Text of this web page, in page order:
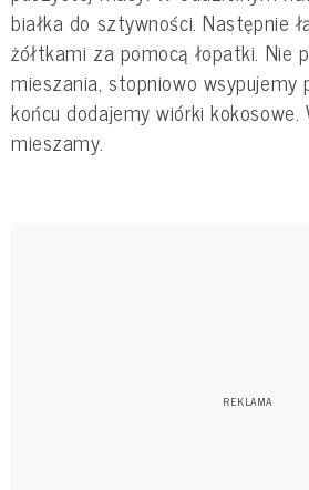
białka do sztywności. Następnie
żółtkami za pomocą łopatki. Nie
mieszania, stopniowo wsypujemy
końcu dodajemy wiórki
mieszamy.